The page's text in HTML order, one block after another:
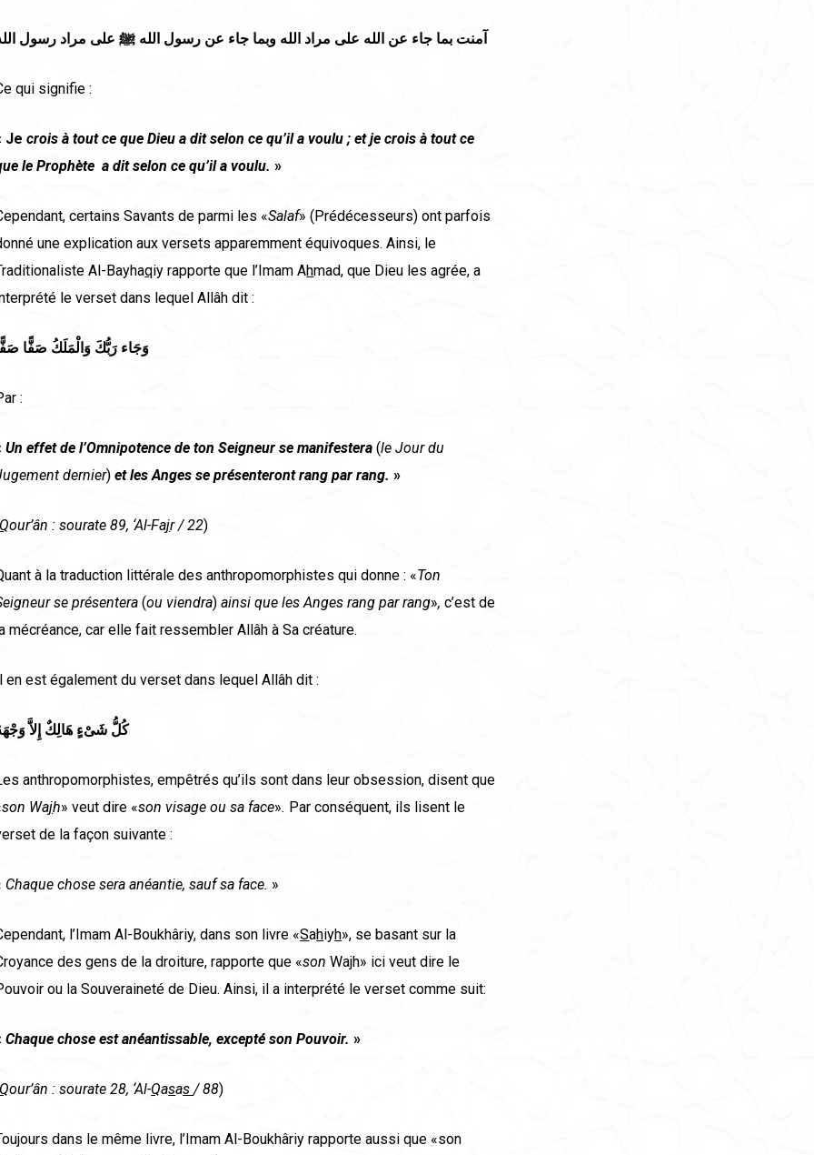
آمنت بما جاء عن الله على مراد الله وبما جاء عن رسول الله ﷺعلى مراد رسول
qui signifie :
Jecroisà tout ce que Dieu a dit selon ce qu’il a voulu ; et je croisà tout ce
le Prophète a dit selon ce qu’il a voulu.»
certains Savants de parmi les «Salaf» (Prédécesseurs) ont parfois
une explication aux versets apparemment équivoques. Ainsi, le
Al-Bayhaqiy rapporte que l’Imam Ahmad, que Dieu les agrée, a
le verset dans lequel Allâh dit :
وَجَاء رَبُّكَ وَالْمَلَكُ صَفًّا
:
Un effet de l’Omnipotence de ton Seigneur se manifestera(le Jour du
dernier) et lesAnges se présenteront rang par rang.»
Qour’ân : sourate 89, ‘Al-Fajr / 22)
à la traduction littérale des anthropomorphistes qui donne : «Ton
se présentera(ou viendra) ainsi que les Anges rang par rang»,c’est de
mécréance, car elle fait ressembler Allâh à Sa créature.
en est également du verset dans lequel Allâh dit :
كُلُّ شَىْءٍ هَالِكٌ إِلاَّ
anthropomorphistes, empêtrés qu’ils sont dans leur obsession, disent que
son Wajh» veut dire «son visage ou sa face». Par conséquent, ils lisent le
de la façon suivante :
Chaque chose sera anéantie, sauf sa face. »
l’Imam Al-Boukhâriy, dans son livre «Sahiyh», se basant sur la
des gens de la droiture, rapporte que «sonWajh» ici veut dire le
ou la Souveraineté de Dieu. Ainsi, il a interprété le verset comme suit:
Chaque chose est anéantissable, excepté son Pouvoir.»
Qour’ân : sourate 28, ‘Al-Qasas/ 88)
dans le même livre, l’Imam Al-Boukhâriy rapporte aussi que «son